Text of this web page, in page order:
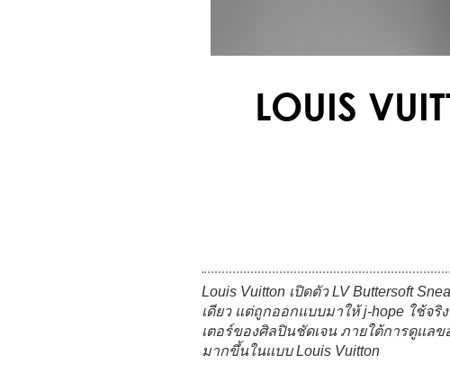
LOUIS
Louis Vuitton เปิดตัว LV Buttersoft
เดียว แต่ถูกออกแบบมาให้ j-hope ใช้จริ
เตอร์ของศิลปินชัดเจน ภายใต้การดูแลข
มากขึ้นในแบบ Louis Vuitton